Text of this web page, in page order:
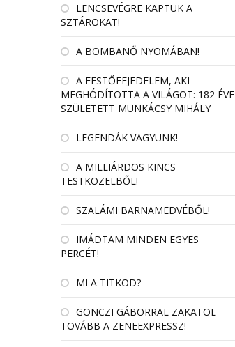
LENCSEVÉGRE KAPTUK A
SZTÁROKAT!
A BOMBANŐ NYOMÁBAN!
A FESTŐFEJEDELEM, AKI
MEGHÓDÍTOTTA A VILÁGOT: 182 ÉVE
SZÜLETETT MUNKÁCSY MIHÁLY
LEGENDÁK VAGYUNK!
A MILLIÁRDOS KINCS
TESTKÖZELBŐL!
SZALÁMI BARNAMEDVÉBŐL!
IMÁDTAM MINDEN EGYES
PERCÉT!
MI A TITKOD?
GÖNCZI GÁBORRAL ZAKATOL
TOVÁBB A ZENEEXPRESSZ!